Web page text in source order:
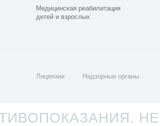
Медицинская реабилитация
детей и взрослых
Лицензии Надзорные органы